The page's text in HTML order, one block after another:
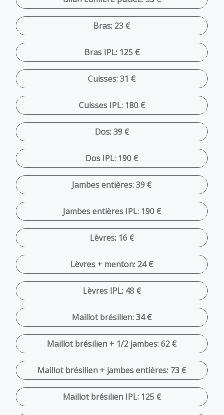
Bras: 23 €
Bras IPL: 125 €
Cuisses: 31 €
Cuisses IPL: 180 €
Dos: 39 €
Dos IPL: 190 €
Jambes entières: 39 €
Jambes entières IPL: 190 €
Lèvres: 16 €
Lèvres + menton: 24 €
Lèvres IPL: 48 €
Maillot brésilien: 34 €
Maillot brésilien + 1/2 jambes: 62 €
Maillot brésilien + jambes entières: 73 €
Maillot brésilien IPL: 125 €